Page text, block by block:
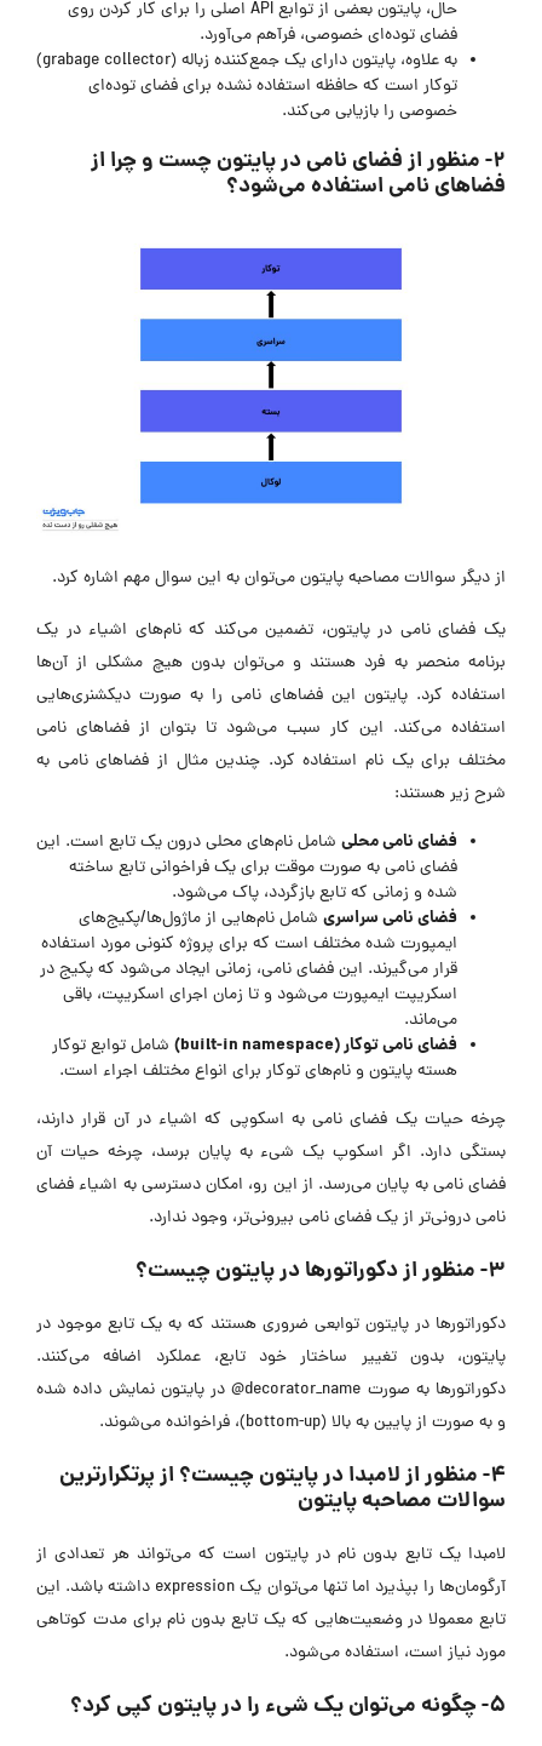
حال، پایتون بعضی از توابع API اصلی را برای کار کردن روی
فضای توده‌ای خصوصی، فرآهم می‌آورد.
به علاوه، پایتون دارای یک جمع‌کننده زباله (grabage collector)
توکار است که حافظه استفاده نشده برای فضای توده‌ای
خصوصی را بازیابی می‌کند.
۲- منظور از فضای نامی در پایتون چست و چرا از
فضاهای نامی استفاده می‌شود؟
از دیگر سوالات مصاحبه پایتون می‌توان به این سوال مهم اشاره کرد.
یک فضای نامی در پایتون، تضمین می‌کند که نام‌های اشیاء در یک
برنامه منحصر به فرد هستند و می‌توان بدون هیچ مشکلی از آن‌ها
استفاده کرد. پایتون این فضاهای نامی را به صورت دیکشنری‌هایی
استفاده می‌کند. این کار سبب می‌شود تا بتوان از فضاهای نامی
مختلف برای یک نام استفاده کرد. چندین مثال از فضاهای نامی به
شرح زیر هستند:
فضای نامی محلی شامل نام‌های محلی درون یک تابع است. این
فضای نامی به صورت موقت برای یک فراخوانی تابع ساخته
شده و زمانی که تابع بازگردد، پاک می‌شود.
فضای نامی سراسری شامل نام‌هایی از ماژول‌ها/پکیج‌های
ایمپورت شده مختلف است که برای پروژه کنونی مورد استفاده
قرار می‌گیرند. این فضای نامی، زمانی ایجاد می‌شود که پکیج در
اسکریپت ایمپورت می‌شود و تا زمان اجرای اسکریپت، باقی
می‌ماند.
فضای نامی توکار (built-in namespace)
شامل توابع توکار
هسته پایتون و نام‌های توکار برای انواع مختلف اجراء است.
چرخه حیات یک فضای نامی به اسکوپی که اشیاء در آن قرار دارند،
بستگی دارد. اگر اسکوپ یک شیء به پایان برسد، چرخه حیات آن
فضای نامی به پایان می‌رسد. از این رو، امکان دسترسی به اشیاء فضای
نامی درونی‌تر از یک فضای نامی بیرونی‌تر، وجود ندارد.
۳- منظور از دکوراتورها در پایتون چیست؟
دکوراتورها در پایتون توابعی ضروری هستند که به یک تابع موجود در
پایتون، بدون تغییر ساختار خود تابع، عملکرد اضافه می‌کنند.
دکوراتورها به صورت decorator_name@ در پایتون نمایش داده شده
و به صورت از پایین به بالا (bottom-up)، فراخوانده می‌شوند.
۴- منظور از لامبدا در پایتون چیست؟ از پرتکرارترین
سوالات مصاحبه پایتون
لامبدا یک تابع بدون نام در پایتون است که می‌تواند هر تعدادی از
آرگومان‌ها را بپذیرد اما تنها می‌توان یک expression داشته باشد. این
تابع معمولا در وضعیت‌هایی که یک تابع بدون نام برای مدت کوتاهی
مورد نیاز است، استفاده می‌شود.
۵- چگونه می‌توان یک شیء را در پایتون کپی کرد؟